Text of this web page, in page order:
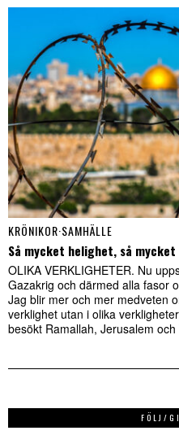
KRÖNIKOR·SAMHÄLLE
Så mycket helighet, så
OLIKA VERKLIGHETER. Nu
Gazakrig och därmed alla fasor
Jag blir mer och mer medveten
verklighet utan i olika
besökt Ramallah, Jerusalem och
FÖLJ/